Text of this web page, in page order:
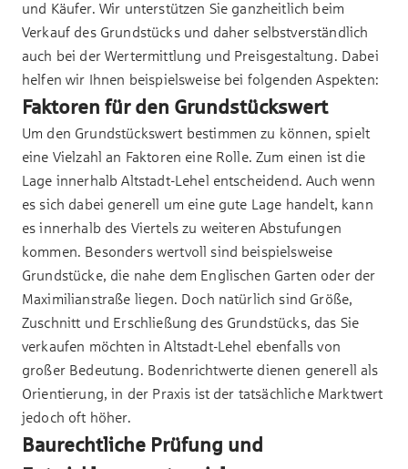
und Käufer. Wir unterstützen Sie ganzheitlich beim
Verkauf des Grundstücks und daher selbstverständlich
auch bei der Wertermittlung und Preisgestaltung. Dabei
helfen wir Ihnen beispielsweise bei folgenden Aspekten:
Faktoren für den Grundstückswert
Um den Grundstückswert bestimmen zu können, spielt
eine Vielzahl an Faktoren eine Rolle. Zum einen ist die
Lage innerhalb Altstadt-Lehel entscheidend. Auch wenn
es sich dabei generell um eine gute Lage handelt, kann
es innerhalb des Viertels zu weiteren Abstufungen
kommen. Besonders wertvoll sind beispielsweise
Grundstücke, die nahe dem Englischen Garten oder der
Maximilianstraße liegen. Doch natürlich sind Größe,
Zuschnitt und Erschließung des Grundstücks, das Sie
verkaufen möchten in Altstadt-Lehel ebenfalls von
großer Bedeutung. Bodenrichtwerte dienen generell als
Orientierung, in der Praxis ist der tatsächliche Marktwert
jedoch oft höher.
Baurechtliche Prüfung und